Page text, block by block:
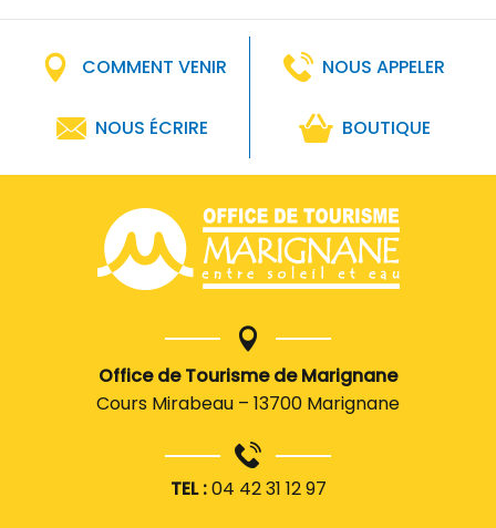
COMMENT VENIR NOUS APPELER
NOUS ÉCRIRE BOUTIQUE
Office de Tourisme de Marignane
Cours Mirabeau – 13700 Marignane
TEL :04 42 31 12 97